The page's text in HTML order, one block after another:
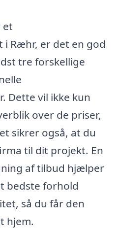
et
Ræhr, er det en god
tre forskellige
Dette vil ikke kun
over de priser,
sikrer også, at du
til dit projekt. En
af tilbud hjælper
bedste forhold
så du får den
hjem.